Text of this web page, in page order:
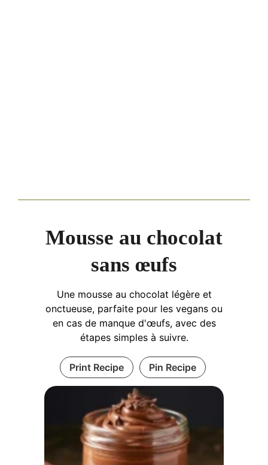
Mousse au chocolat
sans œufs
Une mousse au chocolat légère et
onctueuse, parfaite pour les vegans ou
en cas de manque d'œufs, avec des
étapes simples à suivre.
Print Recipe Pin Recipe